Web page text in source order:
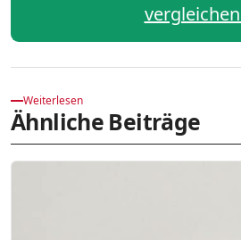
vergleichen
Weiterlesen
Ähnliche Beiträge